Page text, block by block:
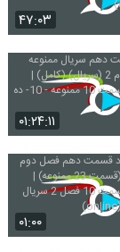
۴۷:۰۳
۰۱:۲۴:۱۱
۰۱:۰۰